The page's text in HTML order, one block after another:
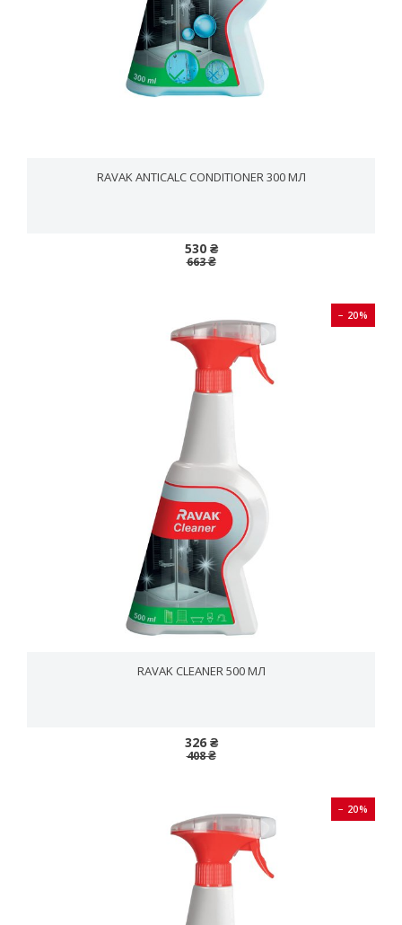
RAVAK ANTICALC CONDITIONER 300 МЛ
530 ₴
663 ₴
− 20%
RAVAK CLEANER 500 МЛ
326 ₴
408 ₴
− 20%